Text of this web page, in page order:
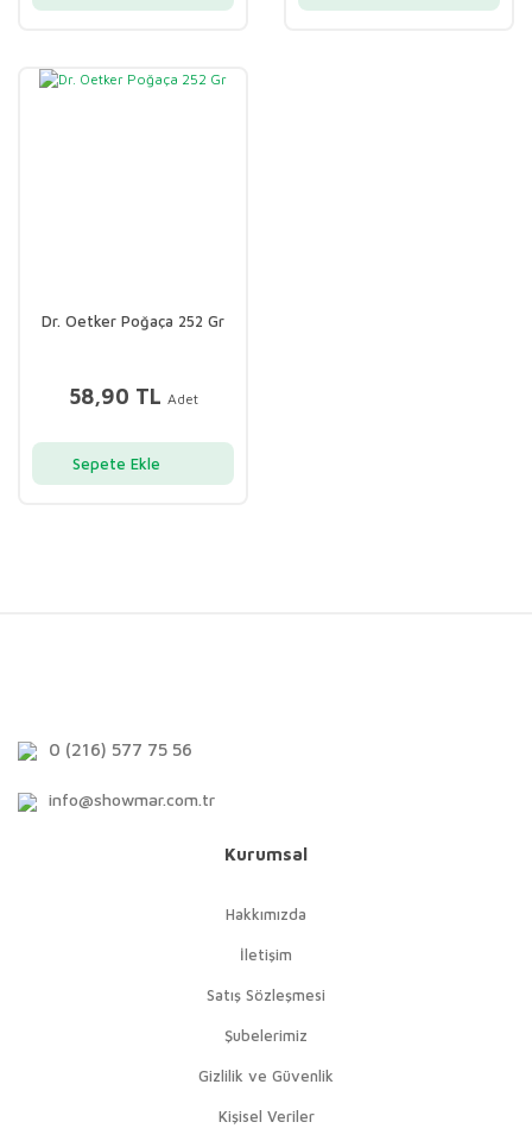
Dr. Oetker Poğaça 252 Gr
58,90 TL Adet
Sepete Ekle
0 (216) 577 75 56
info@showmar.com.tr
Kurumsal
Hakkımızda
İletişim
Satış Sözleşmesi
Şubelerimiz
Gizlilik ve Güvenlik
Kişisel Veriler